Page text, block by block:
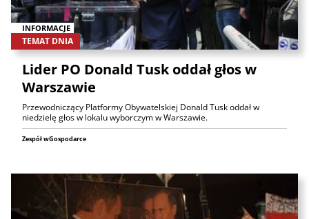
INFORMACJE
TEMAT DNIA
Lider PO Donald Tusk oddał głos w
Warszawie
Przewodniczący Platformy Obywatelskiej Donald Tusk oddał w
niedzielę głos w lokalu wyborczym w Warszawie.
Zespół wGospodarce